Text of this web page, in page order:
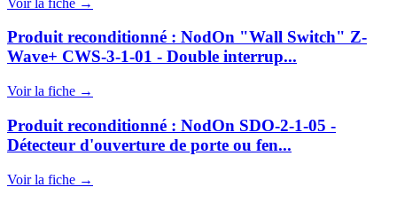
Produit reconditionné : NodOn "Wall Switch" Z-
Wave+ CWS-3-1-01 - Double interrup...
Voir la fiche →
Produit reconditionné : NodOn SDO-2-1-05 -
Détecteur d'ouverture de porte ou fen...
Voir la fiche →